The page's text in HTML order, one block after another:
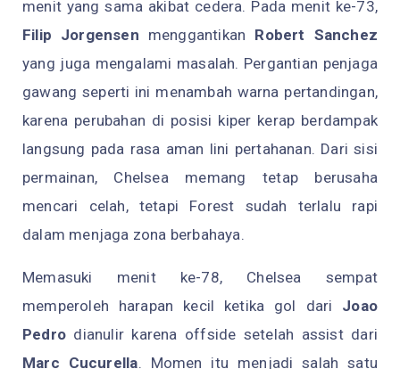
menit yang sama akibat cedera. Pada menit ke-73,
Filip Jorgensen menggantikan Robert Sanchez
yang juga mengalami masalah. Pergantian penjaga
gawang seperti ini menambah warna pertandingan,
karena perubahan di posisi kiper kerap berdampak
langsung pada rasa aman lini pertahanan. Dari sisi
permainan, Chelsea memang tetap berusaha
mencari celah, tetapi Forest sudah terlalu rapi
dalam menjaga zona berbahaya.
Memasuki menit ke-78, Chelsea sempat
memperoleh harapan kecil ketika gol dari Joao
Pedro dianulir karena offside setelah assist dari
Marc Cucurella. Momen itu menjadi salah satu